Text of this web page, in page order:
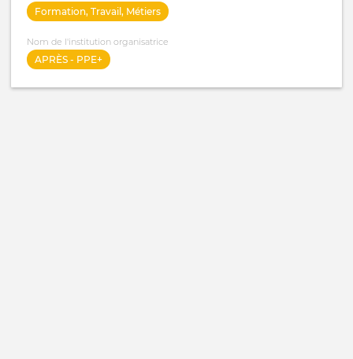
Formation, Travail, Métiers
Nom de l'institution organisatrice
APRÈS - PPE+